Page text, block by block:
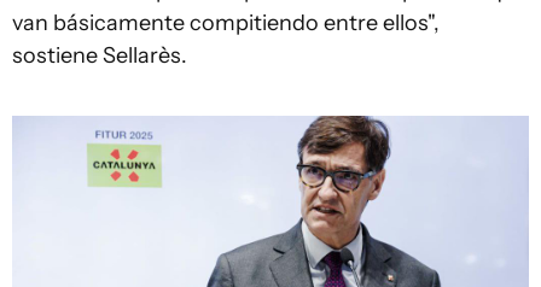
van básicamente compitiendo entre ellos",
sostiene Sellarès.